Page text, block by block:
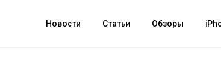
Новости Статьи Обзоры